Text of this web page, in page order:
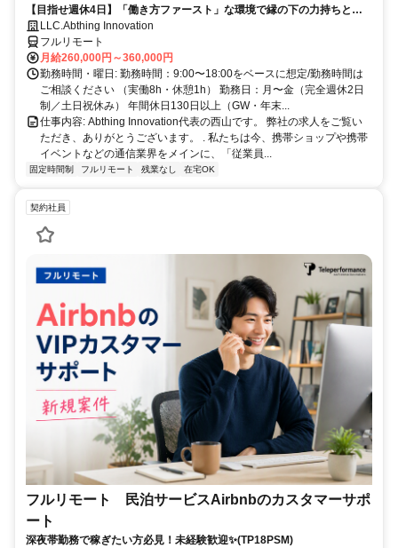
【目指せ週休4日】「働き方ファースト」な環境で縁の下の力持ちとし
て活躍する人事ポジション｜20代30代活躍中
LLC.Abthing Innovation
フルリモート
月給260,000円～360,000円
勤務時間・曜日: 勤務時間：9:00〜18:00をベースに想定/勤務時間は
ご相談ください （実働8h・休憩1h） 勤務日：月〜金（完全週休2日
制／土日祝休み） 年間休日130日以上（GW・年末...
仕事内容: Abthing Innovation代表の西山です。 弊社の求人をご覧い
ただき、ありがとうございます。 . 私たちは今、携帯ショップや携帯
イベントなどの通信業界をメインに、「従業員...
固定時間制 フルリモート 残業なし 在宅OK
契約社員
フルリモート 民泊サービスAirbnbのカスタマーサポ
ート
深夜帯勤務で稼ぎたい方必見！未経験歓迎✨(TP18PSM)